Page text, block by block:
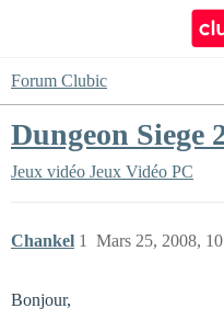
Forum Clubic
Dungeon Siege
Jeux vidéo Jeux Vidéo PC
Chankel Mars 25, 2008,
1
Bonjour,